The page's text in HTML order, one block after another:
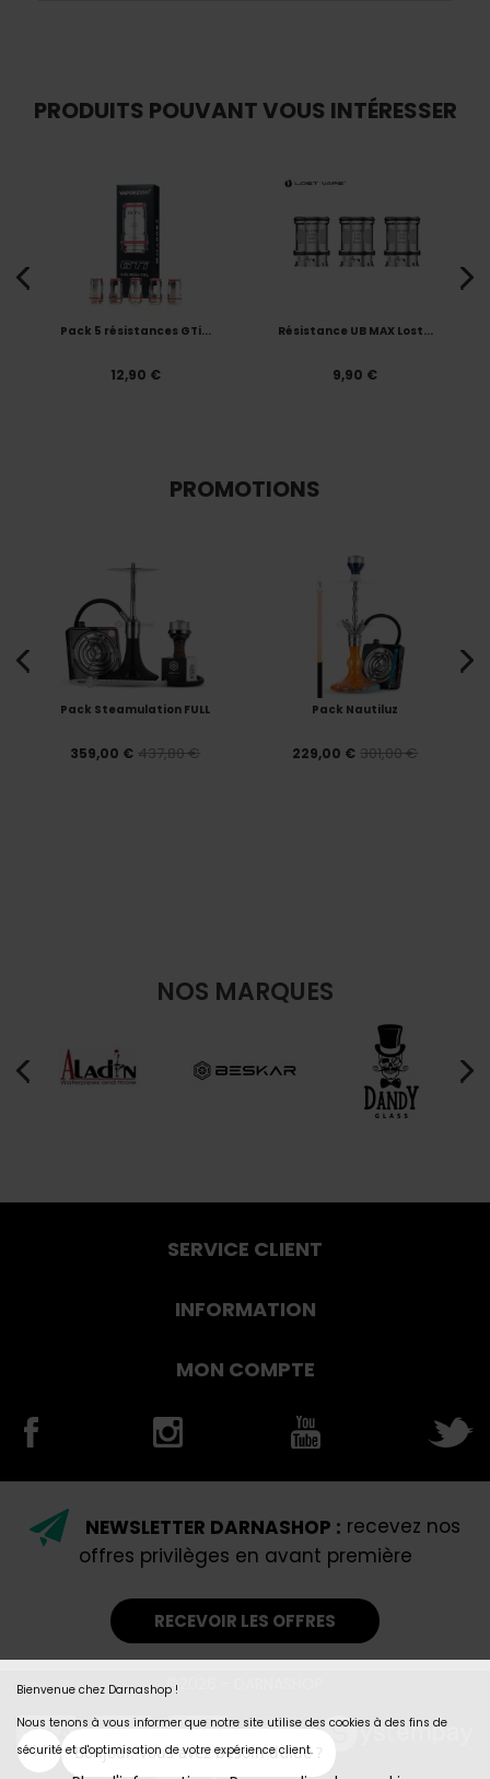
PRODUITS POUVANT VOUS INTÉRESSER
Pack 5 résistances GTi...
12,90 €
Résistance UB MAX Lost...
9,90 €
PROMOTIONS
Pack Steamulation FULL
359,00 € 437,80 €
Pack Nautiluz
229,00 € 301,00 €
NOS MARQUES
Bienvenue chez Darnashop !
Nous tenons à vous informer que notre site utilise des cookies à des fins de
sécurité et d'optimisation de votre expérience client.
SERVICE CLIENT
INFORMATION
MON COMPTE
NEWSLETTER DARNASHOP : recevez nos
offres privilèges en avant première
RECEVOIR LES OFFRES
©2026 - DARNASHOP